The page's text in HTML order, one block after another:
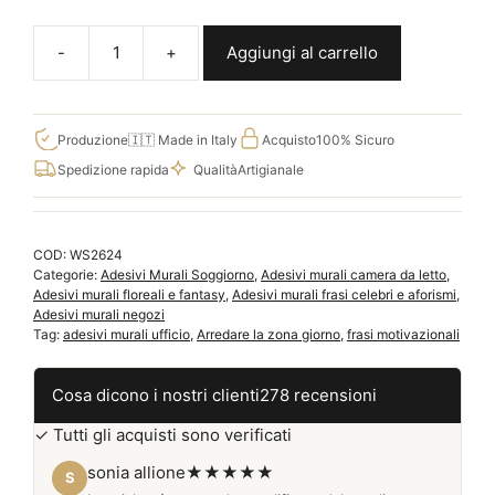
Adesivi
murali
per
soggiorno
con
decorativa
Aggiungi al carrello
Produzione🇮🇹 Made in Italy Acquisto100% Sicuro
Spedizione rapida
QualitàArtigianale
COD: WS2624
Categorie: Adesivi Murali Soggiorno, Adesivi murali camera da letto,
Adesivi murali floreali e fantasy, Adesivi murali frasi celebri e aforismi,
Adesivi murali negozi
Tag: adesivi murali ufficio, Arredare la zona giorno, frasi motivazionali
Cosa dicono i nostri clienti278 recensioni
✓ Tutti gli acquisti sono verificati
S sonia allione★★★★★